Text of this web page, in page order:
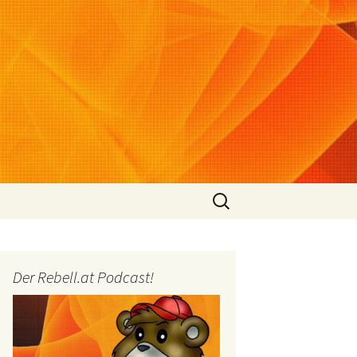
Suchen
nach:
Der Rebell.at Podcast!